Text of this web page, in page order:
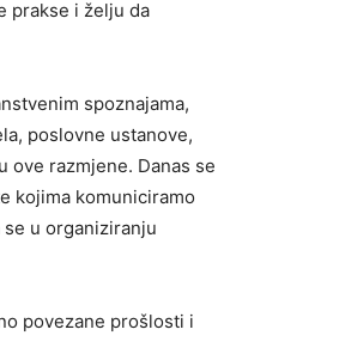
prakse i želju da
spoznajama,
poslovne ustanove,
razmjene. Danas se
kojima komuniciramo
u organiziranju
povezane prošlosti i